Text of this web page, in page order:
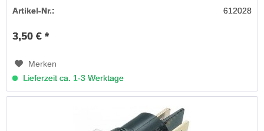
Artikel-Nr.: 612028
3,50 € *
Merken
Lieferzeit ca. 1-3 Werktage